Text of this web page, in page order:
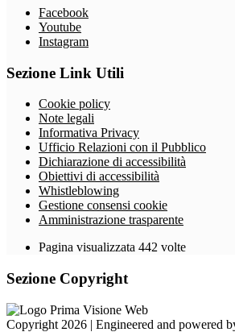
Facebook
Youtube
Instagram
Sezione Link Utili
Cookie policy
Note legali
Informativa Privacy
Ufficio Relazioni con il Pubblico
Dichiarazione di accessibilità
Obiettivi di accessibilità
Whistleblowing
Gestione consensi cookie
Amministrazione trasparente
Pagina visualizzata 442 volte
Sezione Copyright
Copyright 2026 | Engineered and powered